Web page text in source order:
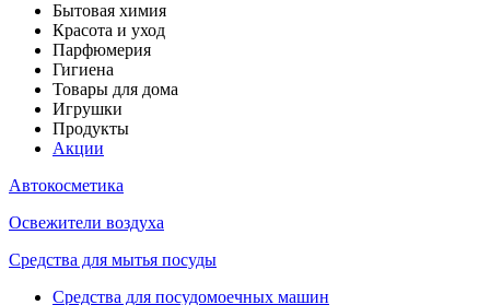
Бытовая химия
Красота и уход
Парфюмерия
Гигиена
Товары для дома
Игрушки
Продукты
Акции
Автокосметика
Освежители воздуха
Средства для мытья посуды
Средства для посудомоечных машин